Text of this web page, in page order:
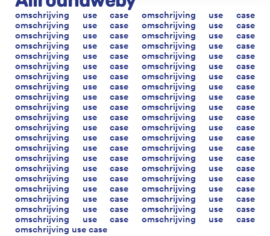
omschrijving use case omschrijving use case
omschrijving use case omschrijving use case
omschrijving use case omschrijving use case
omschrijving use case omschrijving use case
omschrijving use case omschrijving use case
omschrijving use case omschrijving use case
omschrijving use case omschrijving use case
omschrijving use case omschrijving use case
omschrijving use case omschrijving use case
omschrijving use case omschrijving use case
omschrijving use case omschrijving use case
omschrijving use case omschrijving use case
omschrijving use case omschrijving use case
omschrijving use case omschrijving use case
omschrijving use case omschrijving use case
omschrijving use case omschrijving use case
omschrijving use case omschrijving use case
omschrijving use case omschrijving use case
omschrijving use case omschrijving use case
omschrijving use case omschrijving use case
omschrijving use case omschrijving use case
omschrijving use case